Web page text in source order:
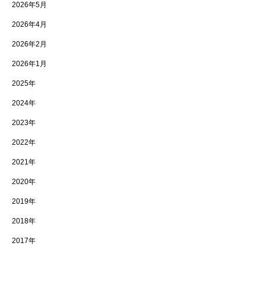
2026年5月
2026年4月
2026年2月
2026年1月
2025年
2024年
2023年
2022年
2021年
2020年
2019年
2018年
2017年